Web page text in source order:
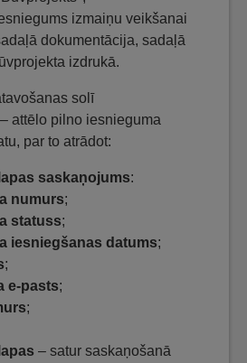
izmaiņu veikšanai
dokumentācija, sadaļā
izdrukā.
solī
attēlo pilno iesnieguma
par to atrādot:
saskaņojums:
numurs;
statuss;
iesniegšanas datums;
;
e-pasts;
;
– satur saskaņošanā